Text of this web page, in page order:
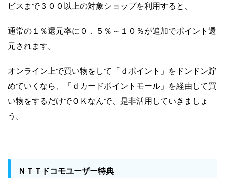
ビスまで３００以上の対象ショップを利用すると、
通常の１％還元率に０．５％～１０％が追加でポイント還
元されます。
オンライン上で買い物をして「ｄポイント」をドンドン貯
めていくなら、「ｄカードポイントモール」を経由して買
い物をするだけでＯＫなんで、是非活用していきましょ
う。
ＮＴＴドコモユーザー特典